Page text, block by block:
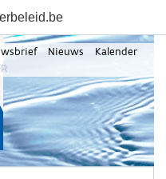
Nieuws
Kalender